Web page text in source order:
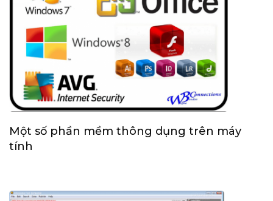
Một số phần mềm thông dụng trên máy
tính